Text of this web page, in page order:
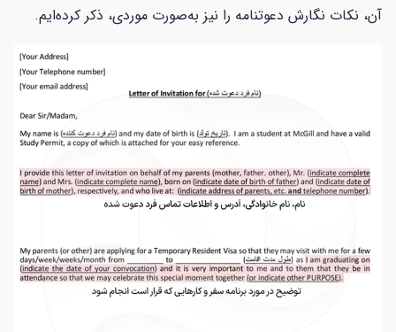
آن، نکات نگارش دعوتنامه را نیز به‌صورت موردی، ذکر کرده‌ایم.